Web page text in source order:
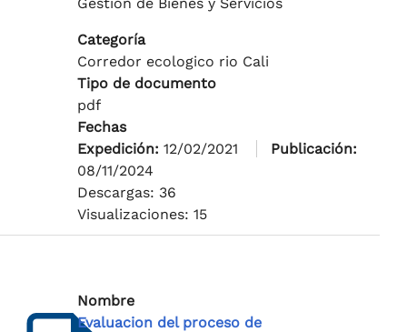
Categoría
Corredor ecologico rio Cali
Tipo de documento
pdf
Fechas
Expedición: 12/02/2021
Publicación:
08/11/2024
Descargas: 36
Visualizaciones: 15
Nombre
Evaluacion del proceso de